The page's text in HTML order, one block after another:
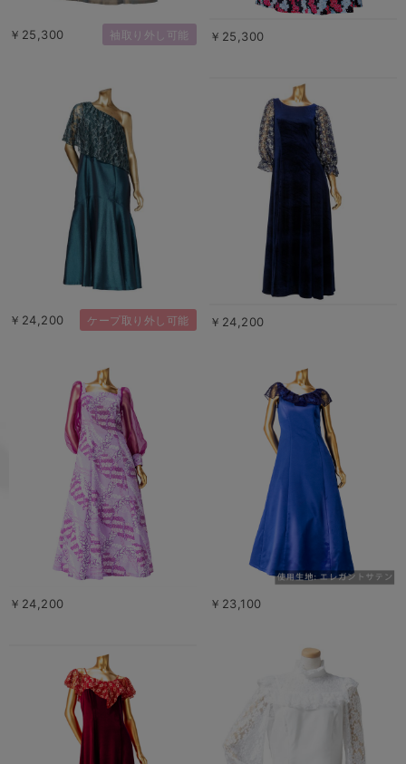
￥25,300 袖取り外し可能 ￥25,300
￥24,200 ケープ取り外し可能 ￥24,200
￥24,200 ￥23,100